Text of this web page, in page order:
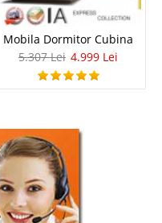
Mobila Dormitor Cubina
5.307 Lei 4.999 Lei